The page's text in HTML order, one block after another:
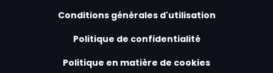
Conditions générales d'utilisation
Politique de confidentialité
Politique en matière de cookies